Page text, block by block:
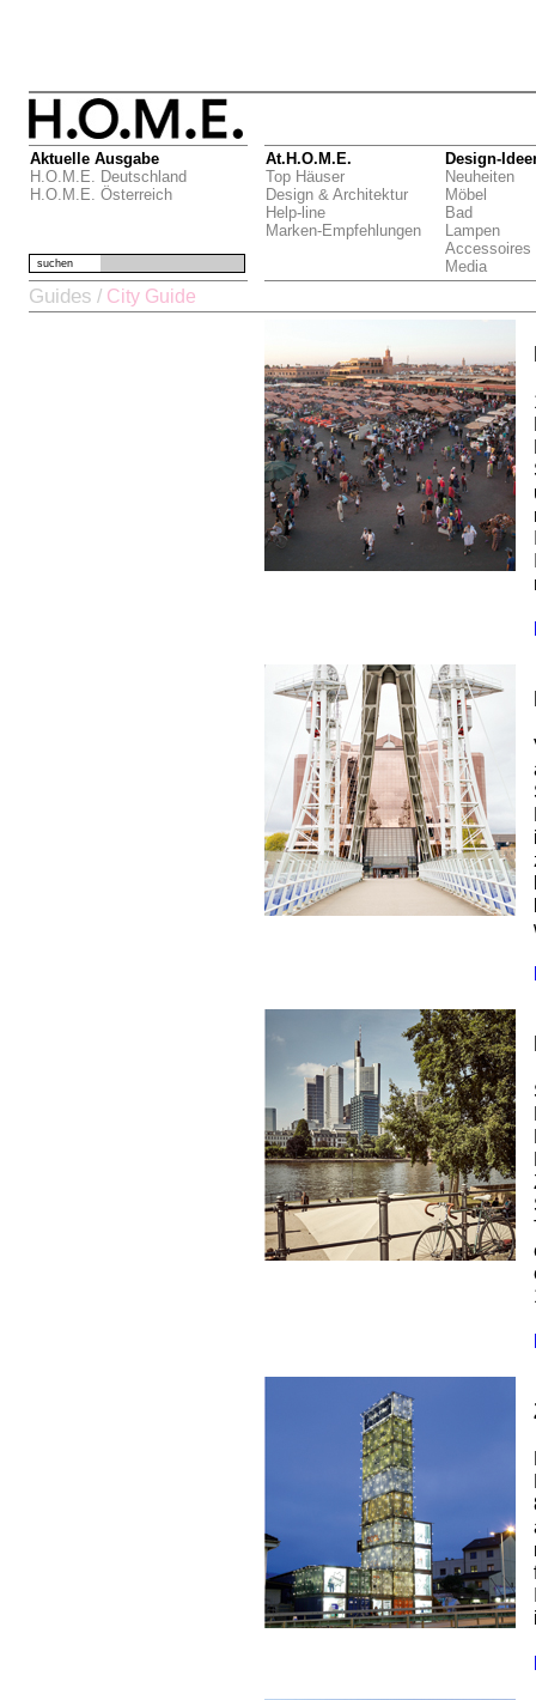
Aktuelle Ausgabe
H.O.M.E. Deutschland
H.O.M.E. Österreich
At.H.O.M.E.
Top Häuser
Design & Architektur
Help-line
Marken-Empfehlungen
Design-
Neuheiten
Möbel
Bad
Lampen
Accessoires
Media
suchen
Guides / City Guide